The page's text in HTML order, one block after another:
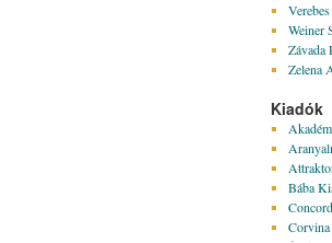
Weiner
Závada
Zelena
Kiadók
Bába